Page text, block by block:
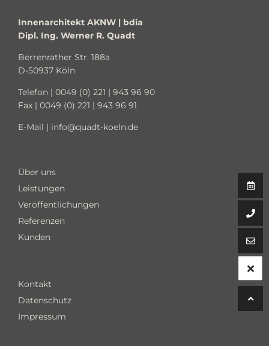
Innenarchitekt AKNW | bdia
Dipl. Ing. Werner R. Quadt
Berrenrather Str. 188a
D-50937 Köln
Telefon | 0049 (0) 221 | 943 96 90
Fax | 0049 (0) 221 | 943 96 91
E-Mail | info@quadt-koeln.de
Über uns
Leistungen
Veröffentlichungen
Referenzen
Kunden
Kontakt
Datenschutz
Impressum